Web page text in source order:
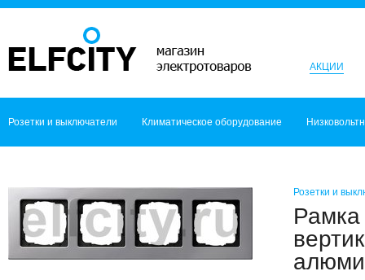
АКЦИИ
Розетки и выключатели Климатическое оборудование
Розетки и
Рамка